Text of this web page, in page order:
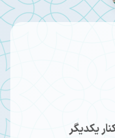
یکدیگر